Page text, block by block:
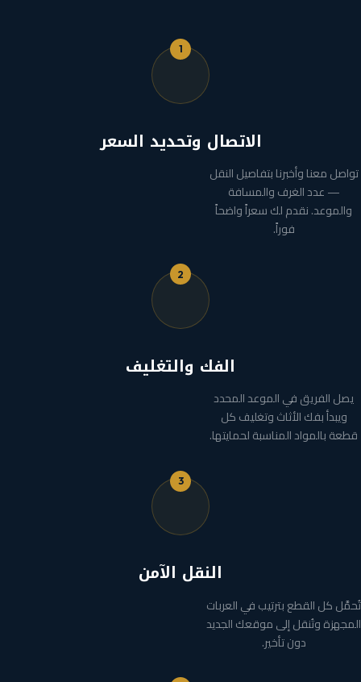
1
الاتصال وتحديد السعر
تواصل معنا وأخبرنا بتفاصيل النقل
— عدد الغرف والمسافة
والموعد. نقدم لك سعراً واضحاً
فوراً.
2
الفك والتغليف
يصل الفريق في الموعد المحدد
ويبدأ بفك الأثاث وتغليف كل
قطعة بالمواد المناسبة لحمايتها.
3
النقل الآمن
تُحمَّل كل القطع بترتيب في العربات
المجهزة وتُنقل إلى موقعك الجديد
دون تأخير.